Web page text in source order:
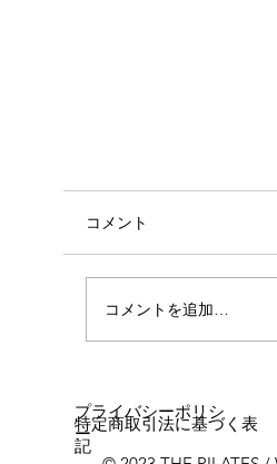
心斎橋店 店長就
コメント
コメントを追加…
プライバシーポリシ
ー
特定商取引法に基づく表
記